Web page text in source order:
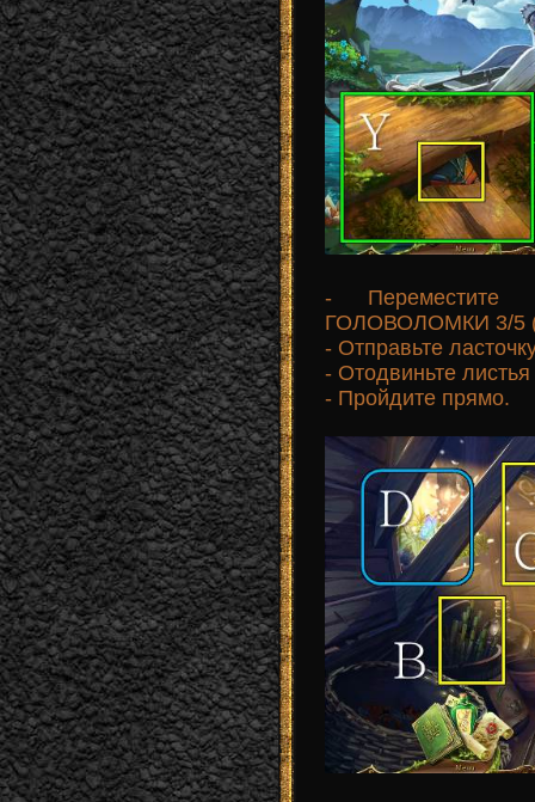
- Переместите
ГОЛОВОЛОМКИ 3/5
- Отправьте
- Отодвиньте
- Пройдите прямо.